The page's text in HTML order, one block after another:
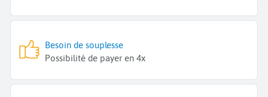
Besoin de souplesse
Possibilité de payer en 4x